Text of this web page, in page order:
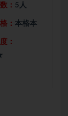
： 5人
： 本格本
：